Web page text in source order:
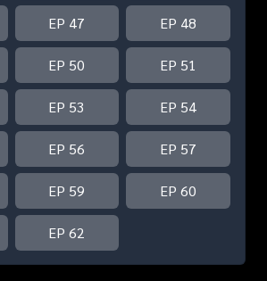
EP 47 EP 48
EP 50 EP 51
EP 53 EP 54
EP 56 EP 57
EP 59 EP 60
EP 62